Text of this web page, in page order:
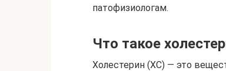
патофизиологам.
Что такое
Холестерин (ХС) — это